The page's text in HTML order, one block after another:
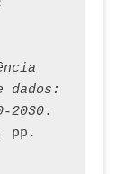
2030.
pp.